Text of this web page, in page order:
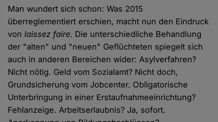
Man wundert sich schon: Was 2015
überreglementiert erschien, macht nun den Eindruck
vonlaissez faire. Die unterschiedliche Behandlung
der "alten" und "neuen" Geflüchteten spiegelt sich
auch in anderen Bereichen wider: Asylverfahren?
Nicht nötig. Geld vom Sozialamt? Nicht doch,
Grundsicherung vom Jobcenter. Obligatorische
Unterbringung in einer Erstaufnahmeeinrichtung?
Fehlanzeige. Arbeitserlaubnis? Ja, sofort.